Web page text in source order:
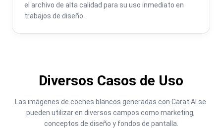
el archivo de alta calidad para su uso inmediato en
trabajos de diseño.
Diversos Casos de Uso
Las imágenes de coches blancos generadas con Carat AI se
pueden utilizar en diversos campos como marketing,
conceptos de diseño y fondos de pantalla.